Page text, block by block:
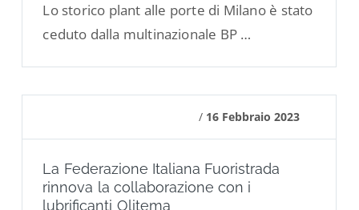
Lo storico plant alle porte di Milano è stato
ceduto dalla multinazionale BP …
/ 16 Febbraio 2023
La Federazione Italiana Fuoristrada
rinnova la collaborazione con i
lubrificanti Olitema